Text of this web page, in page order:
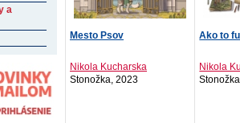
Mesto Psov
Nikola Kucharska
Stonožka, 2023
Ako to
Nikola
a